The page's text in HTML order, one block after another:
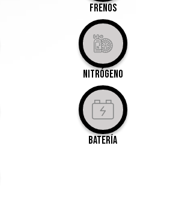
Frenos
Nitrógeno
Batería